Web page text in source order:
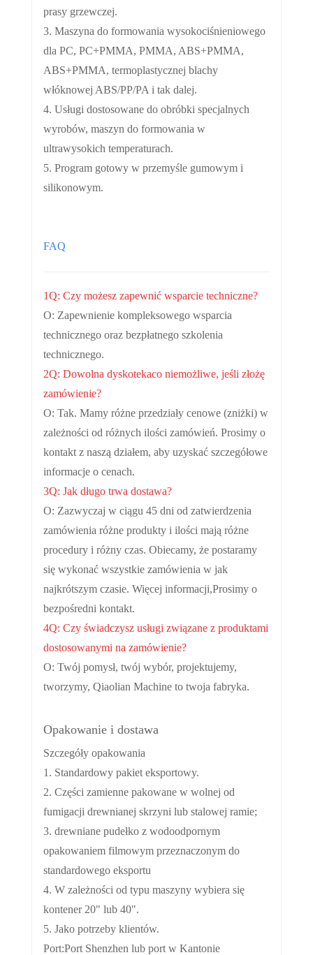
prasy grzewczej.
3. Maszyna do formowania wysokociśnieniowego
dla PC, PC+PMMA, PMMA, ABS+PMMA,
ABS+PMMA, termoplastycznej blachy
włóknowej ABS/PP/PA i tak dalej.
4. Usługi dostosowane do obróbki specjalnych
wyrobów, maszyn do formowania w
ultrawysokich temperaturach.
5. Program gotowy w przemyśle gumowym i
silikonowym.
FAQ
1Q: Czy możesz zapewnić wsparcie techniczne?
O: Zapewnienie kompleksowego wsparcia
technicznego oraz bezpłatnego szkolenia
technicznego.
2Q: Dowolna dyskotekaco niemożliwe, jeśli złożę
zamówienie?
O: Tak. Mamy różne przedziały cenowe (zniżki) w
zależności od różnych ilości zamówień. Prosimy o
kontakt z naszą działem, aby uzyskać szczegółowe
informacje o cenach.
3Q: Jak długo trwa dostawa?
O: Zazwyczaj w ciągu 45 dni od zatwierdzenia
zamówienia różne produkty i ilości mają różne
procedury i różny czas. Obiecamy, że postaramy
się wykonać wszystkie zamówienia w jak
najkrótszym czasie. Więcej informacji,Prosimy o
bezpośredni kontakt.
4Q: Czy świadczysz usługi związane z produktami
dostosowanymi na zamówienie?
O: Twój pomysł, twój wybór, projektujemy,
tworzymy, Qiaolian Machine to twoja fabryka.
Opakowanie i dostawa
Szczegóły opakowania
1. Standardowy pakiet eksportowy.
2. Części zamienne pakowane w wolnej od
fumigacji drewnianej skrzyni lub stalowej ramie;
3. drewniane pudełko z wodoodpornym
opakowaniem filmowym przeznaczonym do
standardowego eksportu
4. W zależności od typu maszyny wybiera się
kontener 20" lub 40".
5. Jako potrzeby klientów.
Port:Port Shenzhen lub port w Kantonie